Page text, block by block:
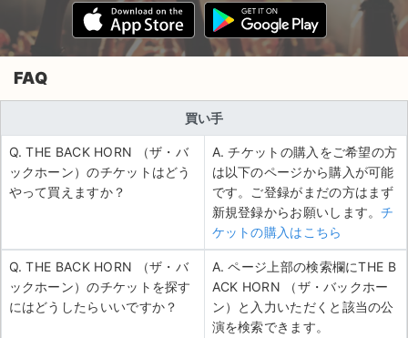
FAQ
買い手
Q. THE BACK HORN （ザ・バ
ックホーン）のチケットはどう
やって買えますか？
A. チケットの購入をご希望の方
は以下のページから購入が可能
です。ご登録がまだの方はまず
新規登録からお願いします。チ
ケットの購入はこちら
Q. THE BACK HORN （ザ・バ
ックホーン）のチケットを探す
にはどうしたらいいですか？
A. ページ上部の検索欄にTHE B
ACK HORN （ザ・バックホー
ン）と入力いただくと該当の公
演を検索できます。